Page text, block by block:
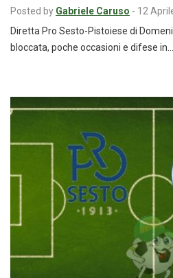
Posted by Gabriele Caruso - 12
Diretta Pro Sesto-Pistoiese di
bloccata, poche occasioni e difese in…